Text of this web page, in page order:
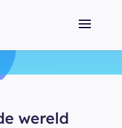
wereld